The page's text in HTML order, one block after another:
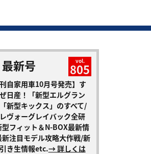
新号 vol.
805
刊自家用車10月号発売】す
日産！「新型エルグラン
新型キックス」のすべて/
ヴォーグレイバック全研
型フィット＆N-BOX最新情
注目モデル攻略大作戦/新
き生情報etc.→ 詳しくは